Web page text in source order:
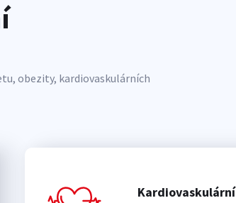
obezity, kardiovaskulárních
Kardiovaskulární